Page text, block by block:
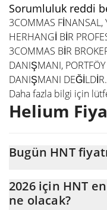
Sorumluluk reddi
3COMMAS FİNANSAL,
HERHANGİ BİR
3COMMAS BİR
DANIŞMANI, PORTFÖY
DANIŞMANI DEĞİLDİR.
Daha fazla bilgi için
Helium
Bugün HNT
seviyesinde işlem görüyor
2026 için HNT
ne olacak?